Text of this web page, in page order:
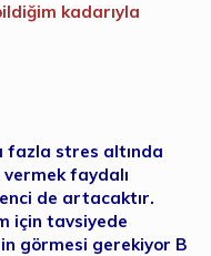
kadarıyla
fazla stres altında
faydalı
de artacaktır.
için tavsiyede
görmesi gerekiyor B